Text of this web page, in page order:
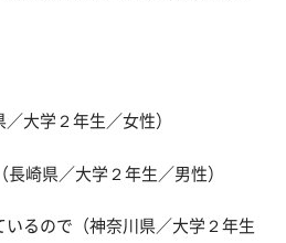
大学２年生／女性）
長崎県／大学２年生／男性）
いるので（神奈川県／大学２年生